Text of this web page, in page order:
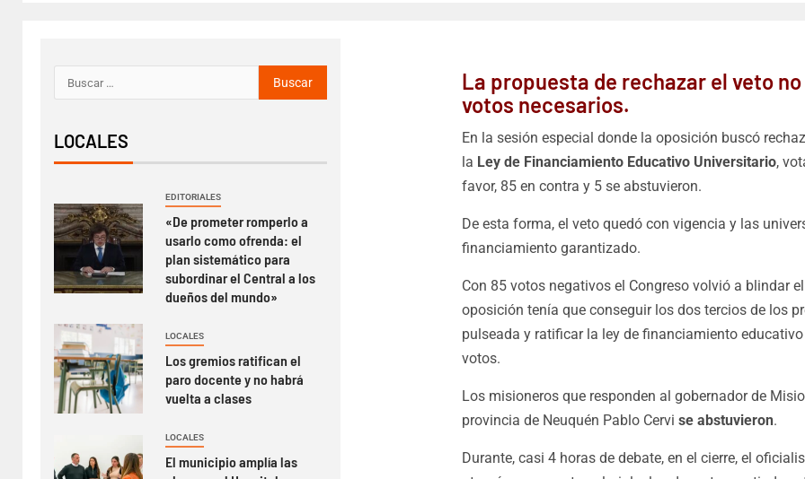
La propuesta de rechazar el veto
votos necesarios.
En la sesión especial donde la oposición buscó
la Ley de Financiamiento Educativo Universitario,
favor, 85 en contra y 5 se abstuvieron.
De esta forma, el veto quedó con vigencia y las
financiamiento garantizado.
Con 85 votos negativos el Congreso volvió a blindar
oposición tenía que conseguir los dos tercios de los
pulseada y ratificar la ley de financiamiento
votos.
Los misioneros que responden al gobernador de
provincia de Neuquén Pablo Cervi se abstuvieron.
Durante, casi 4 horas de debate, en el cierre, el
LOCALES
EDITORIALES
«De prometer romperlo a
usarlo como ofrenda: el
plan sistemático para
subordinar el Central a los
dueños del mundo»
LOCALES
Los gremios ratifican el
paro docente y no habrá
vuelta a clases
LOCALES
El municipio amplía las